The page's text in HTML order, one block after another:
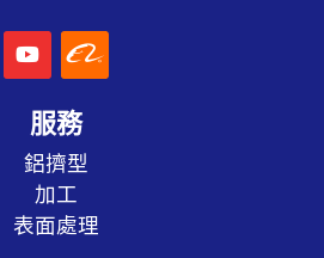
服務
鋁擠型
加工
表面處理